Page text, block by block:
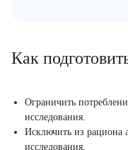
Как
Ограничить
исследования.
Исключить из рациона
исследования.